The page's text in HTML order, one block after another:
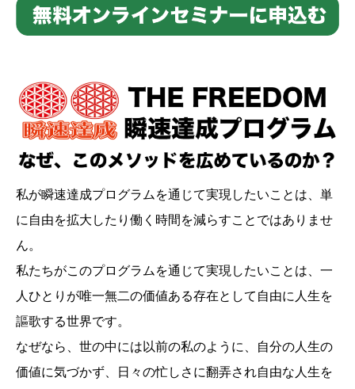
私が瞬速達成プログラムを通じて実現したいことは、単
に自由を拡大したり働く時間を減らすことではありませ
ん。
私たちがこのプログラムを通じて実現したいことは、一
人ひとりが唯一無二の価値ある存在として自由に人生を
謳歌する世界です。
なぜなら、世の中には以前の私のように、自分の人生の
価値に気づかず、日々の忙しさに翻弄され自由な人生を